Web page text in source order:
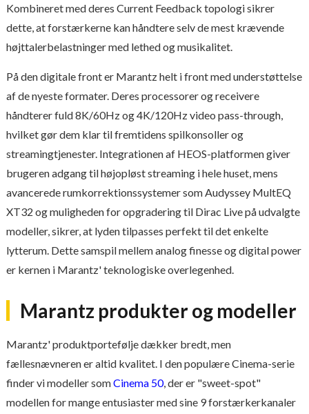
Kombineret med deres Current Feedback topologi sikrer
dette, at forstærkerne kan håndtere selv de mest krævende
højttalerbelastninger med lethed og musikalitet.
På den digitale front er Marantz helt i front med understøttelse
af de nyeste formater. Deres processorer og receivere
håndterer fuld 8K/60Hz og 4K/120Hz video pass-through,
hvilket gør dem klar til fremtidens spilkonsoller og
streamingtjenester. Integrationen af HEOS-platformen giver
brugeren adgang til højopløst streaming i hele huset, mens
avancerede rumkorrektionssystemer som Audyssey MultEQ
XT32 og muligheden for opgradering til Dirac Live på udvalgte
modeller, sikrer, at lyden tilpasses perfekt til det enkelte
lytterum. Dette samspil mellem analog finesse og digital power
er kernen i Marantz' teknologiske overlegenhed.
Marantz produkter og modeller
Marantz' produktportefølje dækker bredt, men
fællesnævneren er altid kvalitet. I den populære Cinema-serie
finder vi modeller somCinema 50, der er "sweet-spot"
modellen for mange entusiaster med sine 9 forstærkerkanaler